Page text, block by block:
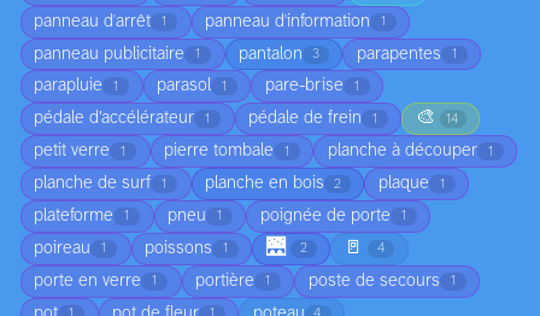
panneau d'arrêt 1 panneau d'information 1
panneau publicitaire 1 pantalon 3 parapentes 1
parapluie 1 parasol 1 pare-brise 1
pédale d’accélérateur 1 pédale de frein 1 🎨 14
petit verre 1 pierre tombale 1 planche à découper 1
planche de surf 1 planche en bois 2 plaque 1
plateforme 1 pneu 1 poignée de porte 1
poireau 1 poissons 1 🌉 2 🚪 4
porte en verre 1 portière 1 poste de secours 1